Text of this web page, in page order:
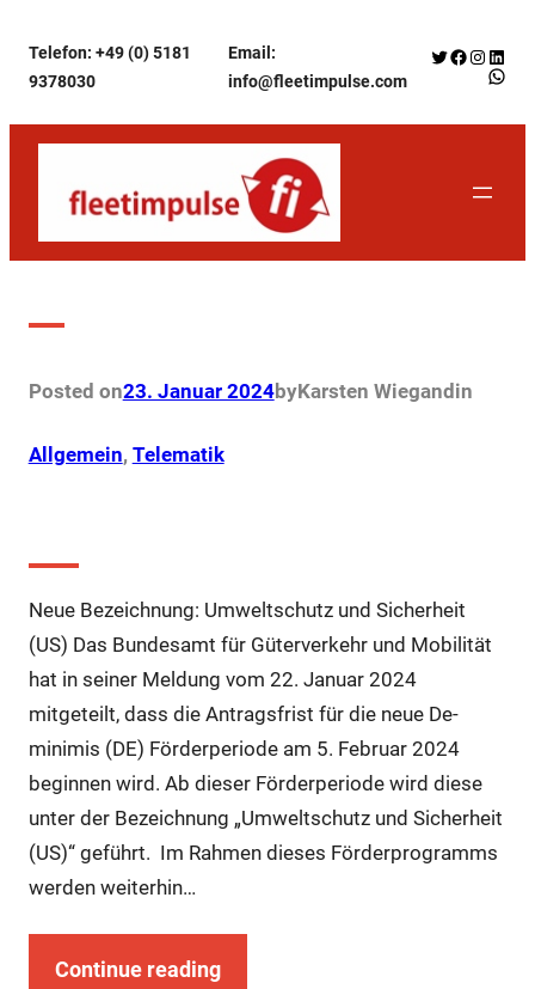
Inhalt
springen
Telefon: +49 (0) 5181
9378030
Email:
info@fleetimpulse.com
Twitter
Facebook
Posted on23. Januar 2024byKarsten Wiegandin
Allgemein, Telematik
Neue Bezeichnung: Umweltschutz und Sicherheit
(US) Das Bundesamt für Güterverkehr und Mobilität
hat in seiner Meldung vom 22. Januar 2024
mitgeteilt, dass die Antragsfrist für die neue De-
minimis (DE) Förderperiode am 5. Februar 2024
beginnen wird. Ab dieser Förderperiode wird diese
unter der Bezeichnung „Umweltschutz und Sicherheit
(US)“ geführt. Im Rahmen dieses Förderprogramms
werden weiterhin…
Continue reading